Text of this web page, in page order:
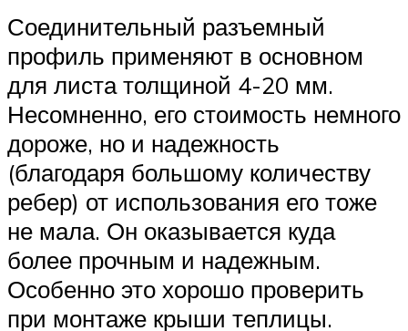
Соединительный разъемный
профиль применяют в основном
для листа толщиной 4-20 мм.
Несомненно, его стоимость немного
дороже, но и надежность
(благодаря большому количеству
ребер) от использования его тоже
не мала. Он оказывается куда
более прочным и надежным.
Особенно это хорошо проверить
при монтаже крыши теплицы.